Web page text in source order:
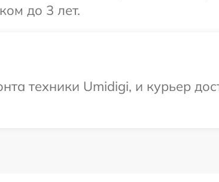
до 3 лет.
техники Umidigi, и курьер